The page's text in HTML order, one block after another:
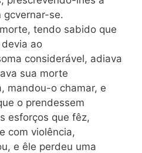
gcvernar-se.
tendo sabido que
ao
considerável, adiava
sua morte
mandou-o chamar, e
o prendessem
esforços que fêz,
com violência,
e êle perdeu uma